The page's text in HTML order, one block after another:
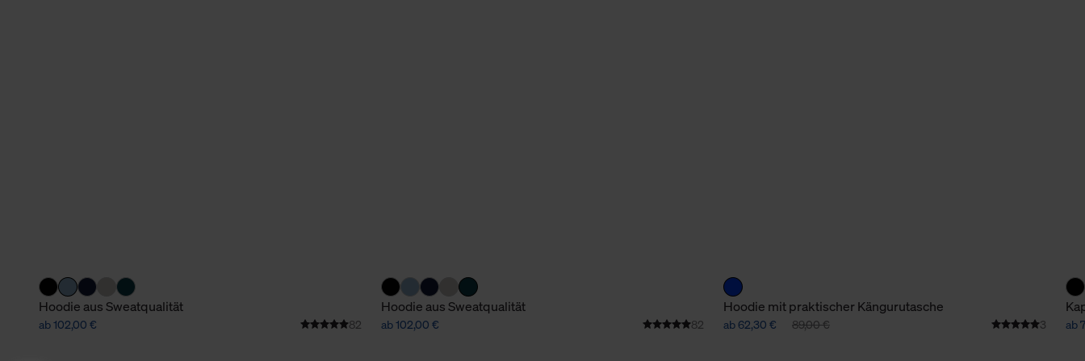
Hoodie aus Sweatqualität
ab 102,00 € 82
Hoodie aus Sweatqualität
ab 102,00 € 82
Hoodie mit praktischer Kängurutasche
ab 62,30 € 89,00 € 3 ab